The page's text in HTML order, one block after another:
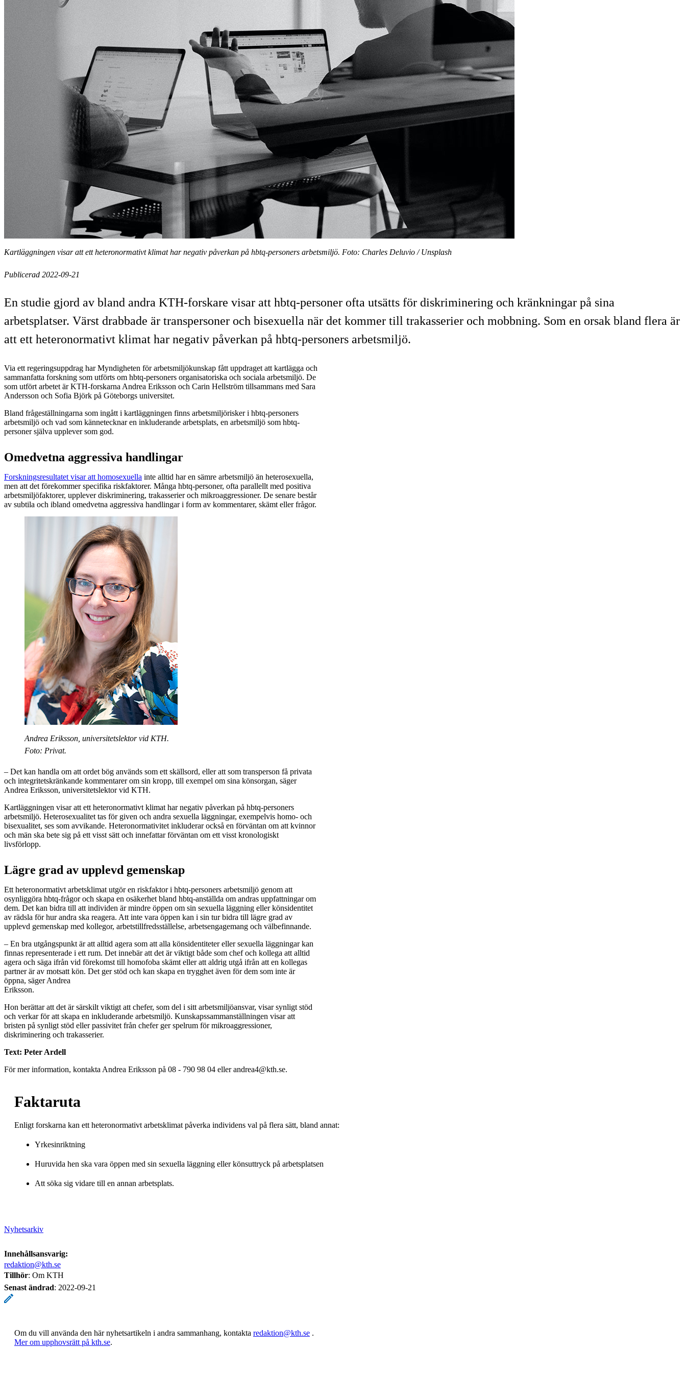
Kartläggningen visar att ett heteronormativt klimat har negativ påverkan på hbtq-personers arbetsmiljö. Foto: Charles Deluvio / Unsplash
Publicerad 2022-09-21
En studie gjord av bland andra KTH-forskare visar att hbtq-personer ofta utsätts för diskriminering och kränkningar på sina
arbetsplatser. Värst drabbade är transpersoner och bisexuella när det kommer till trakasserier och mobbning. Som en orsak bland flera är
att ett heteronormativt klimat har negativ påverkan på hbtq-personers arbetsmiljö.
Via ett regeringsuppdrag har Myndigheten för arbetsmiljökunskap fått uppdraget att kartlägga och
sammanfatta forskning som utförts om hbtq-personers organisatoriska och sociala arbetsmiljö. De
som utfört arbetet är KTH-forskarna Andrea Eriksson och Carin Hellström tillsammans med Sara
Andersson och Sofia Björk på Göteborgs universitet.
Bland frågeställningarna som ingått i kartläggningen finns arbetsmiljörisker i hbtq-personers
arbetsmiljö och vad som kännetecknar en inkluderande arbetsplats, en arbetsmiljö som hbtq-
personer själva upplever som god.
Omedvetna aggressiva handlingar
Forskningsresultatet visar att homosexuella inte alltid har en sämre arbetsmiljö än heterosexuella,
men att det förekommer specifika riskfaktorer. Många hbtq-personer, ofta parallellt med positiva
arbetsmiljöfaktorer, upplever diskriminering, trakasserier och mikroaggressioner. De senare består
av subtila och ibland omedvetna aggressiva handlingar i form av kommentarer, skämt eller frågor.
Andrea Eriksson, universitetslektor vid KTH.
Foto: Privat.
– Det kan handla om att ordet bög används som ett skällsord, eller att som transperson få privata
och integritetskränkande kommentarer om sin kropp, till exempel om sina könsorgan, säger
Andrea Eriksson, universitetslektor vid KTH.
Kartläggningen visar att ett heteronormativt klimat har negativ påverkan på hbtq-personers
arbetsmiljö. Heterosexualitet tas för given och andra sexuella läggningar, exempelvis homo- och
bisexualitet, ses som avvikande. Heteronormativitet inkluderar också en förväntan om att kvinnor
och män ska bete sig på ett visst sätt och innefattar förväntan om ett visst kronologiskt
livsförlopp.
Lägre grad av upplevd gemenskap
Ett heteronormativt arbetsklimat utgör en riskfaktor i hbtq-personers arbetsmiljö genom att
osynliggöra hbtq-frågor och skapa en osäkerhet bland hbtq-anställda om andras uppfattningar om
dem. Det kan bidra till att individen är mindre öppen om sin sexuella läggning eller könsidentitet
av rädsla för hur andra ska reagera. Att inte vara öppen kan i sin tur bidra till lägre grad av
upplevd gemenskap med kollegor, arbetstillfredsställelse, arbetsengagemang och välbefinnande.
– En bra utgångspunkt är att alltid agera som att alla könsidentiteter eller sexuella läggningar kan
finnas representerade i ett rum. Det innebär att det är viktigt både som chef och kollega att alltid
agera och säga ifrån vid förekomst till homofoba skämt eller att aldrig utgå ifrån att en kollegas
partner är av motsatt kön. Det ger stöd och kan skapa en trygghet även för dem som inte är
öppna, säger Andrea
Eriksson.
Hon berättar att det är särskilt viktigt att chefer, som del i sitt arbetsmiljöansvar, visar synligt stöd
och verkar för att skapa en inkluderande arbetsmiljö. Kunskapssammanställningen visar att
bristen på synligt stöd eller passivitet från chefer ger spelrum för mikroaggressioner,
diskriminering och trakasserier.
Text: Peter Ardell
För mer information, kontakta Andrea Eriksson på 08 - 790 98 04 eller andrea4@kth.se.
Faktaruta
Enligt forskarna kan ett heteronormativt arbetsklimat påverka individens val på flera sätt, bland annat:
Yrkesinriktning
Huruvida hen ska vara öppen med sin sexuella läggning eller könsuttryck på arbetsplatsen
Att söka sig vidare till en annan arbetsplats.
Nyhetsarkiv
Innehållsansvarig:
redaktion@kth.se
Tillhör: Om KTH
Senast ändrad: 2022-09-21
Om du vill använda den här nyhetsartikeln i andra sammanhang, kontakta redaktion@kth.se .
​​​​​​​Mer om upphovsrätt på kth.se​​​​​​​​​​​​​​.